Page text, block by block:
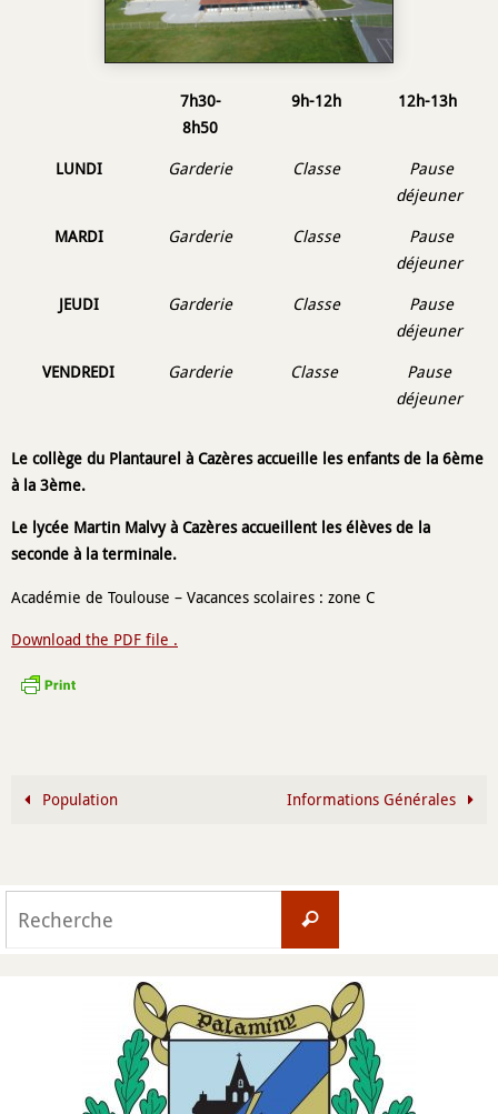
7h30-
8h50
9h-12h 12h-13h
LUNDI Garderie Classe
Pause
déjeuner
MARDI
Garderie Classe
Pause
déjeuner
JEUDI
Garderie Classe
Pause
déjeuner
VENDREDI
Garderie Classe
Pause
déjeuner
Le collège du Plantaurel à Cazères accueille les enfants de la 6ème
à la 3ème.
Le lycée Martin Malvy à Cazères accueillent les élèves de la
seconde à la terminale.
Académie de Toulouse – Vacances scolaires : zone C
Download the PDF file .
Population Informations Générales
Recherche